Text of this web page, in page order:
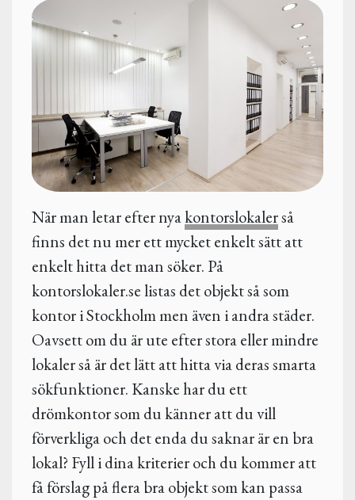
När man letar efter nyakontorslokalerså
finns det nu mer ett mycket enkelt sätt att
enkelt hitta det man söker. På
kontorslokaler.se listas det objekt så som
kontor i Stockholm men även i andra städer.
Oavsett om du är ute efter stora eller mindre
lokaler så är det lätt att hitta via deras smarta
sökfunktioner. Kanske har du ett
drömkontor som du känner att du vill
förverkliga och det enda du saknar är en bra
lokal? Fyll i dina kriterier och du kommer att
få förslag på flera bra objekt som kan passa